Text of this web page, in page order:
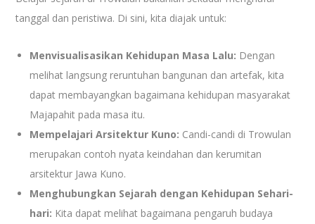
tanggal dan peristiwa. Di sini, kita diajak untuk:
Menvisualisasikan Kehidupan Masa Lalu: Dengan
melihat langsung reruntuhan bangunan dan artefak, kita
dapat membayangkan bagaimana kehidupan masyarakat
Majapahit pada masa itu.
Mempelajari Arsitektur Kuno: Candi-candi di Trowulan
merupakan contoh nyata keindahan dan kerumitan
arsitektur Jawa Kuno.
Menghubungkan Sejarah dengan Kehidupan Sehari-
hari: Kita dapat melihat bagaimana pengaruh budaya